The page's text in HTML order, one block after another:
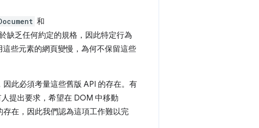
和
缺乏任何約定的規格，因此特定行為
些元素的網頁變慢，為何不保留這些
此必須考量這些舊版 API 的存在。有
提出要求，希望在 DOM 中移動
在，因此我們認為這項工作難以完